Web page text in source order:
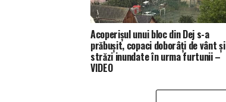
Acoperișul unui bloc din Dej s-a
prăbușit, copaci doborâți de vânt și
străzi inundate în urma furtunii –
VIDEO